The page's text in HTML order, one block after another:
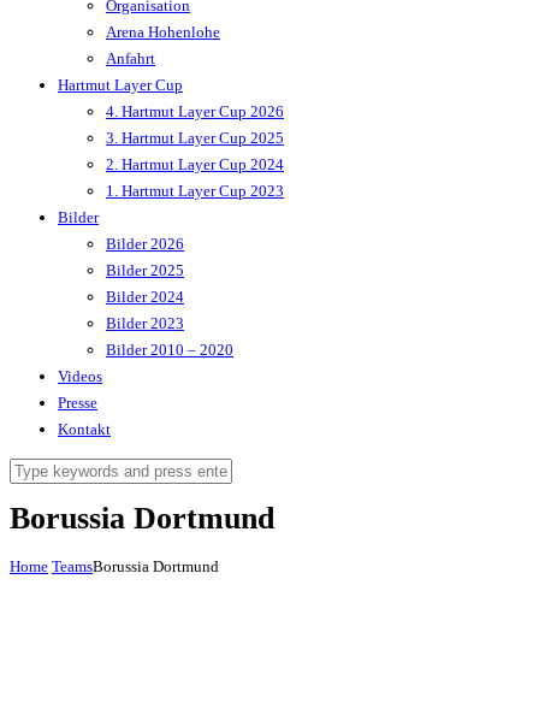
Organisation
Arena Hohenlohe
Anfahrt
Hartmut Layer Cup
4. Hartmut Layer Cup 2026
3. Hartmut Layer Cup 2025
2. Hartmut Layer Cup 2024
1. Hartmut Layer Cup 2023
Bilder
Bilder 2026
Bilder 2025
Bilder 2024
Bilder 2023
Bilder 2010 – 2020
Videos
Presse
Kontakt
Borussia Dortmund
Home TeamsBorussia Dortmund